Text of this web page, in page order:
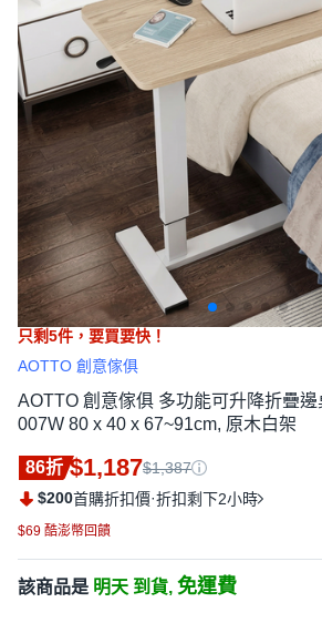
只剩5件， 要買要快！
AOTTO 創意傢俱
AOTTO 創意傢俱 多功能可升降折疊邊
007W 80 x 40 x 67~91cm, 原木白架
86折 $1,187$1,387
$200首購折扣價·折扣剩下2小時
$69 酷澎幣回饋
該商品是 明天 到貨, 免運費